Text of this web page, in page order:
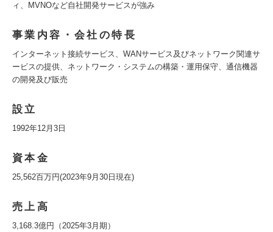
ィ、MVNOなど自社開発サービスが強み
事業内容・会社の特長
インターネット接続サービス、WANサービス及びネットワーク関連サ
ービスの提供、ネットワーク・システムの構築・運用保守、通信機器
の開発及び販売
設立
1992年12月3日
資本金
25,562百万円(2023年9月30日現在)
売上高
3,168.3億円（2025年3月期）